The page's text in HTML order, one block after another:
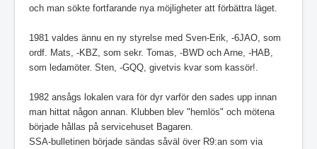
och man sökte fortfarande nya möjligheter att förbättra läget.
1981 valdes ännu en ny styrelse med Sven-Erik, -6JAO, som
ordf. Mats, -KBZ, som sekr. Tomas, -BWD och Arne, -HAB,
som ledamöter. Sten, -GQQ, givetvis kvar som kassör!.
1982 ansågs lokalen vara för dyr varför den sades upp innan
man hittat någon annan. Klubben blev "hemlös" och mötena
började hållas på servicehuset Bagaren.
SSA-bulletinen började sändas såväl över R9:an som via